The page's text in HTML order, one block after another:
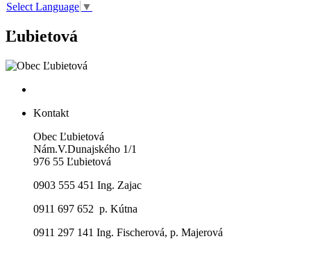
Select Language ▼
Ľubietová
Kontakt
Obec Ľubietová
Nám.V.Dunajského 1/1
976 55 Ľubietová
0903 555 451 Ing. Zajac
0911 697 652 p. Kútna
0911 297 141 Ing. Fischerová, p. Majerová